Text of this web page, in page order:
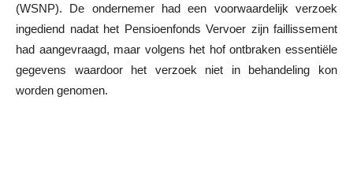
(WSNP). De ondernemer had een voorwaardelijk verzoek
ingediend nadat het Pensioenfonds Vervoer zijn faillissement
had aangevraagd, maar volgens het hof ontbraken essentiële
gegevens waardoor het verzoek niet in behandeling kon
worden genomen.